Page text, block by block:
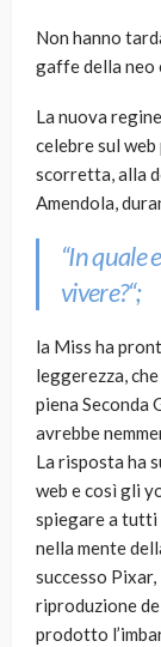
Non hanno
gaffe della neo
La nuova
celebre sul
scorretta, alla
Amendola,
“In quale
vivere?“;
la Miss ha
leggerezza,
piena Seconda
avrebbe
La risposta ha
web e così gli
spiegare a tutti
nella mente
successo Pixar,
riproduzione
prodotto